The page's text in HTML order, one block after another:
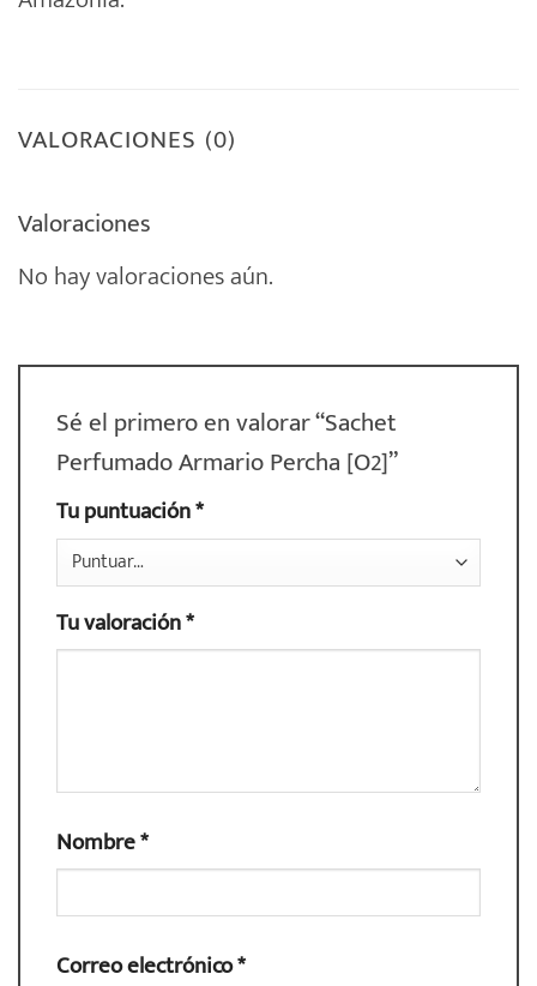
VALORACIONES (0)
Valoraciones
No hay valoraciones aún.
Sé el primero en valorar “Sachet
Perfumado Armario Percha [O2]”
Tu puntuación*
Tu valoración*
Nombre*
Correo electrónico*